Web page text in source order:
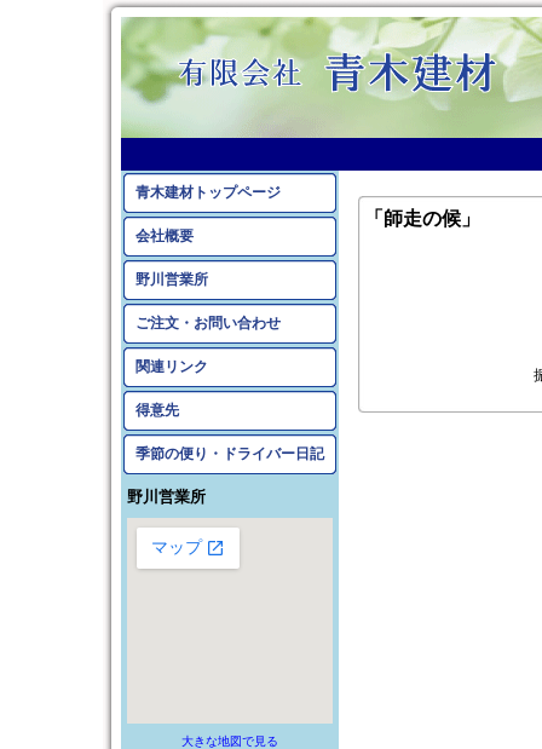
青木建材トップページ
会社概要
野川営業所
ご注文・お問い合わせ
関連リンク
得意先
季節の便り・ドライバー日記
野川営業所
大きな地図で見る
「師走の候」